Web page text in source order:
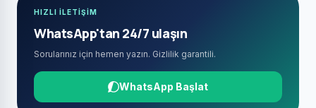
HIZLI İLETİŞİM
WhatsApp'tan 24/7 ulaşın
Sorularınız için hemen yazın. Gizlilik garantili.
WhatsApp Başlat